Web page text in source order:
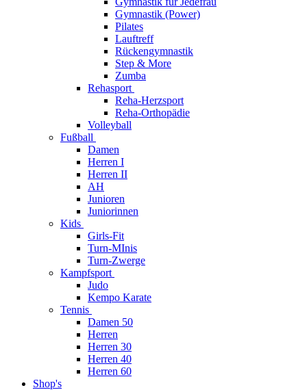
Gymnastik (Power)
Pilates
Lauftreff
Rückengymnastik
Step & More
Zumba
Rehasport
Reha-Herzsport
Reha-Orthopädie
Volleyball
Fußball
Damen
Herren I
Herren II
AH
Junioren
Juniorinnen
Kids
Girls-Fit
Turn-MInis
Turn-Zwerge
Kampfsport
Judo
Kempo Karate
Tennis
Damen 50
Herren
Herren 30
Herren 40
Herren 60
Shop's